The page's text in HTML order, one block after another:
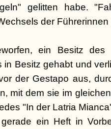
gelitten habe.
der
ein Besitz
in Besitz gehabt und
der Gestapo aus,
mit dem sie im
"In der Latria
ein Heft in